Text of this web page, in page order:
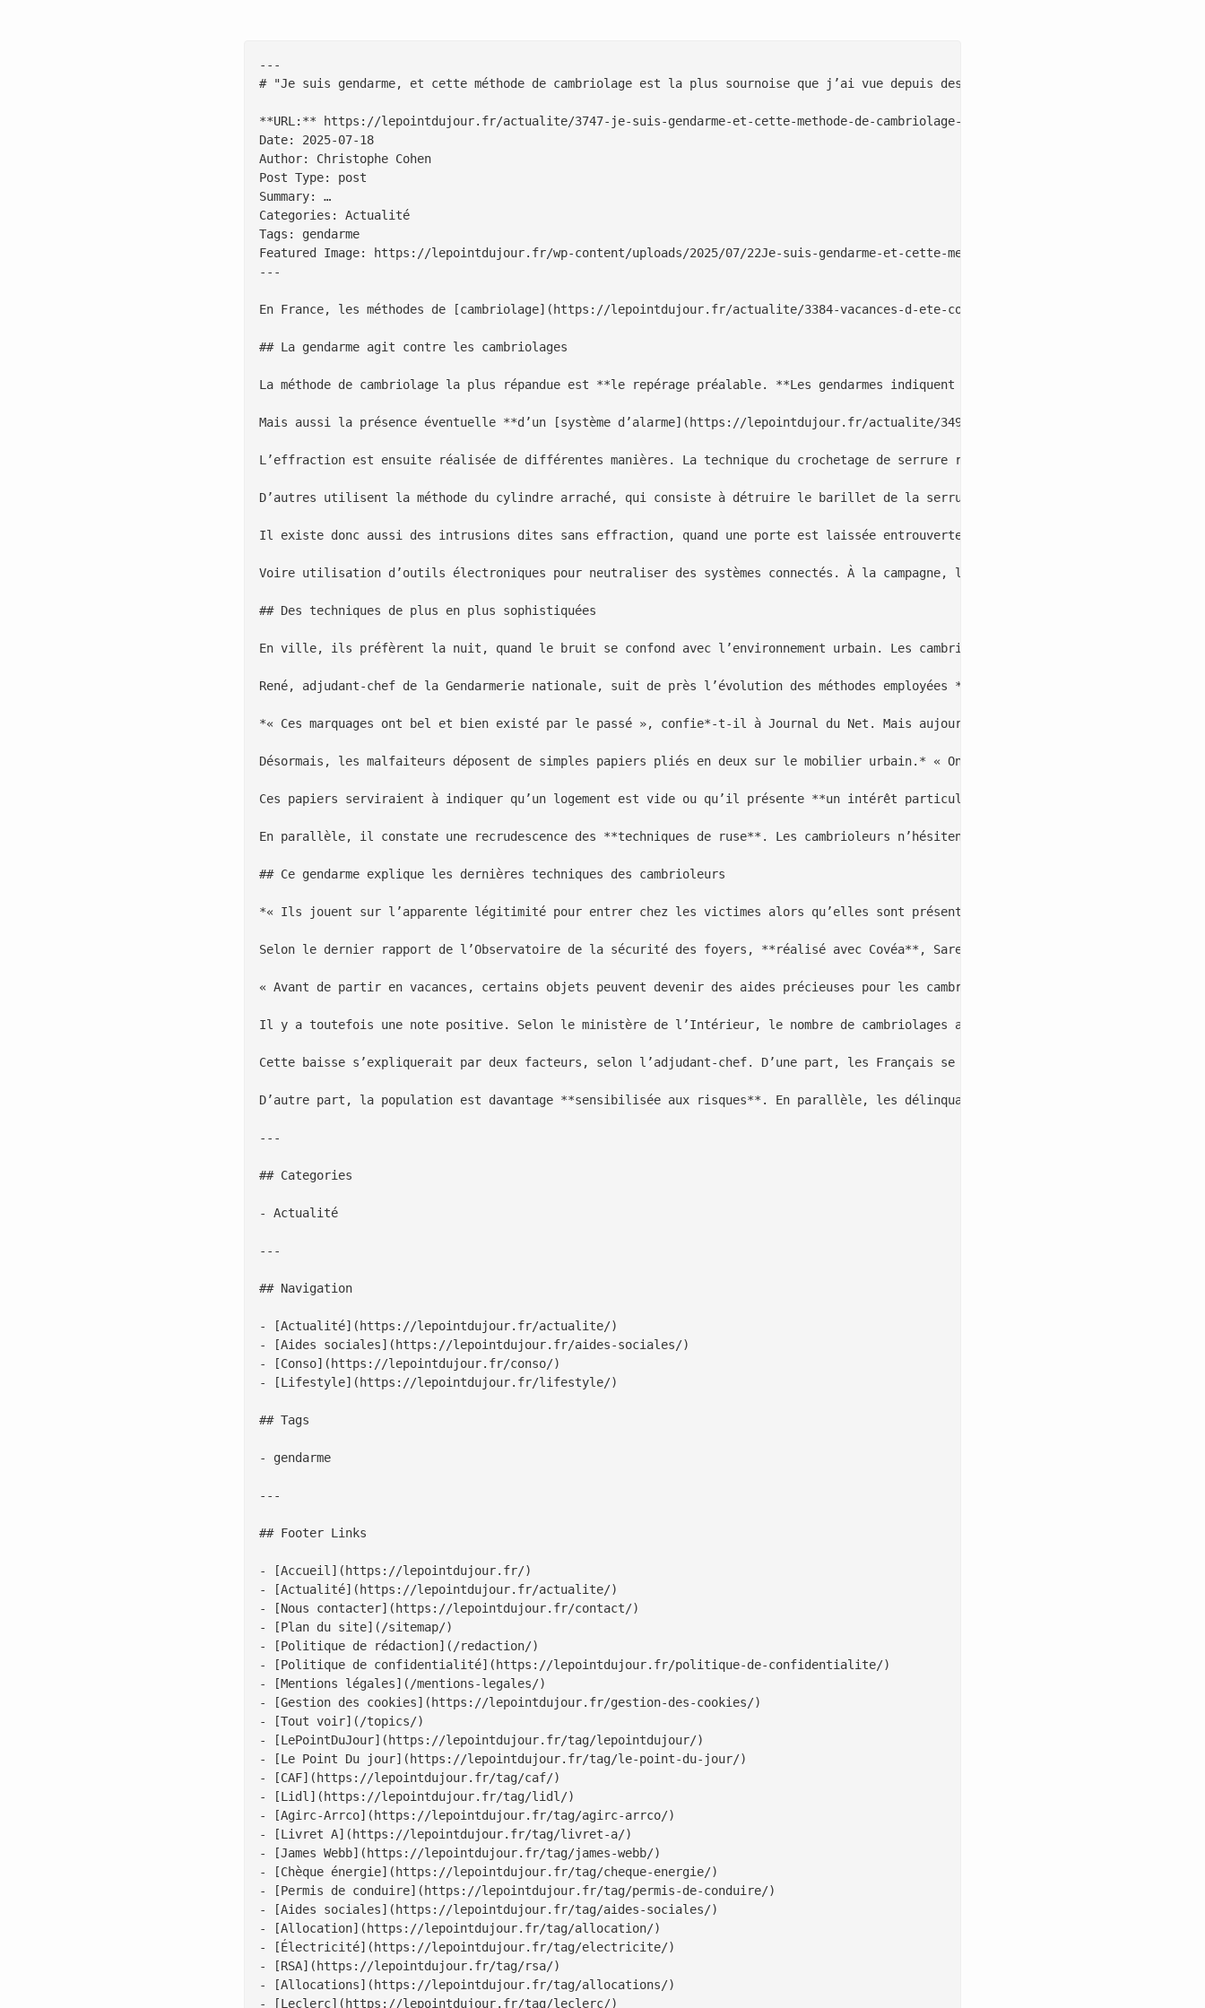
---
# "Je suis gendarme, et cette méthode de cambriolage est la plus sournoise que j’ai vue depuis des années"
**URL:** https://lepointdujour.fr/actualite/3747-je-suis-gendarme-et-cette-methode-de-cambriolage-est-la-plus-sournoise-que-j-ai-vue-
Date: 2025-07-18
Author: Christophe Cohen
Post Type: post
Summary: …
Categories: Actualité
Tags: gendarme
Featured Image: https://lepointdujour.fr/wp-content/uploads/2025/07/22Je-suis-gendarme-et-cette-methode-de-cambriolage-est-la-plus-
---
En France, les méthodes de [cambriolage](https://lepointdujour.fr/actualite/3384-vacances-d-ete-comment-limiter-les-
## La gendarme agit contre les cambriolages
La méthode de cambriolage la plus répandue est **le repérage préalable. **Les gendarmes indiquent que les
Mais aussi la présence éventuelle **d’un [système d’alarme](https://lepointdujour.fr/actualite/3492-ces-maisons-sont-ciblees-en-
L’effraction est ensuite réalisée de différentes manières. La technique du crochetage de serrure reste fréquente, tout comme le
D’autres utilisent la méthode du cylindre arraché, qui consiste à détruire le barillet de la serrure **pour ouvrir facilement. **En
Il existe donc aussi des intrusions dites sans effraction, quand une porte est laissée entrouverte **ou mal verrouillée**. De plus
Voire utilisation d’outils électroniques pour neutraliser des systèmes connectés. À la campagne, les vols ont lieu **surtout en**
## Des techniques de plus en plus sophistiquées
En ville, ils préfèrent la nuit, quand le bruit se confond avec l’environnement urbain. Les cambrioleurs agissent souvent **en
René, adjudant-chef de la Gendarmerie nationale, suit de près l’évolution des méthodes employées **par les cambrioleurs**.
*« Ces marquages ont bel et bien existé par le passé », confie*-t-il à Journal du Net. Mais aujourd’hui, une technique plus
Désormais, les malfaiteurs déposent de simples papiers pliés en deux sur le mobilier urbain.* « On en trouve sur des poteaux
Ces papiers serviraient à indiquer qu’un logement est vide ou qu’il présente **un intérêt particulier.** Lorsqu’il en aperçoit, le
En parallèle, il constate une recrudescence des **techniques de ruse**. Les cambrioleurs n’hésitent plus à se faire passer pour
## Ce gendarme explique les dernières techniques des cambrioleurs
*« Ils jouent sur l’apparente légitimité pour entrer chez les victimes alors qu’elles sont présentes »,* détaille-t-il. Malgré ces
Selon le dernier rapport de l’Observatoire de la sécurité des foyers, **réalisé avec Covéa**, Saretec et Verisure, 85,4 % des
« Avant de partir en vacances, certains objets peuvent devenir des aides précieuses pour les cambrioleurs. **Une simple
Il y a toutefois une note positive. Selon le ministère de l’Intérieur, le nombre de cambriolages a **reculé de 8,1 %** entre avril
Cette baisse s’expliquerait par deux facteurs, selon l’adjudant-chef. D’une part, les Français se disent mieux équipés, car les
D’autre part, la population est davantage **sensibilisée aux risques**. En parallèle, les délinquants se tournent vers d’autres
---
## Categories
- Actualité
---
## Navigation
- [Actualité](https://lepointdujour.fr/actualite/)
- [Aides sociales](https://lepointdujour.fr/aides-sociales/)
- [Conso](https://lepointdujour.fr/conso/)
- [Lifestyle](https://lepointdujour.fr/lifestyle/)
## Tags
- gendarme
---
## Footer Links
- [Accueil](https://lepointdujour.fr/)
- [Actualité](https://lepointdujour.fr/actualite/)
- [Nous contacter](https://lepointdujour.fr/contact/)
- [Plan du site](/sitemap/)
- [Politique de rédaction](/redaction/)
- [Politique de confidentialité](https://lepointdujour.fr/politique-de-confidentialite/)
- [Mentions légales](/mentions-legales/)
- [Gestion des cookies](https://lepointdujour.fr/gestion-des-cookies/)
- [Tout voir](/topics/)
- [LePointDuJour](https://lepointdujour.fr/tag/lepointdujour/)
- [Le Point Du jour](https://lepointdujour.fr/tag/le-point-du-jour/)
- [CAF](https://lepointdujour.fr/tag/caf/)
- [Lidl](https://lepointdujour.fr/tag/lidl/)
- [Agirc-Arrco](https://lepointdujour.fr/tag/agirc-arrco/)
- [Livret A](https://lepointdujour.fr/tag/livret-a/)
- [James Webb](https://lepointdujour.fr/tag/james-webb/)
- [Chèque énergie](https://lepointdujour.fr/tag/cheque-energie/)
- [Permis de conduire](https://lepointdujour.fr/tag/permis-de-conduire/)
- [Aides sociales](https://lepointdujour.fr/tag/aides-sociales/)
- [Allocation](https://lepointdujour.fr/tag/allocation/)
- [Électricité](https://lepointdujour.fr/tag/electricite/)
- [RSA](https://lepointdujour.fr/tag/rsa/)
- [Allocations](https://lepointdujour.fr/tag/allocations/)
- [Leclerc](https://lepointdujour.fr/tag/leclerc/)